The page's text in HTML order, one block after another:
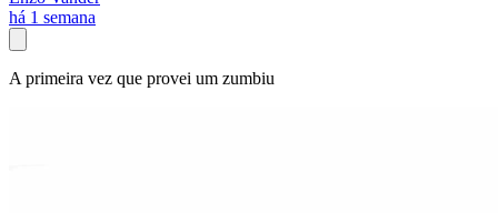
há 1 semana
A primeira vez que provei um zumbiu